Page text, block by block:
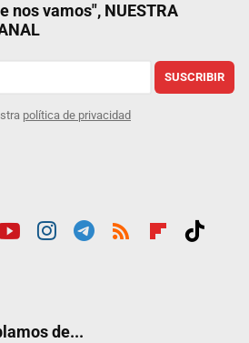
nos vamos", NUESTRA
SUSCRIBIR
política de privacidad
de...